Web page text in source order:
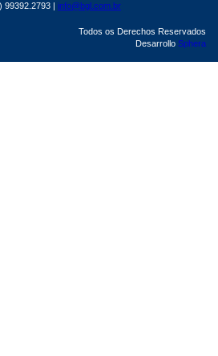
99392.2793 | info@bgl.com.br
Todos os Derechos Reservados
Desarrollo Sphera